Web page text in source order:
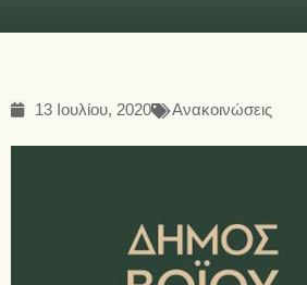
13 Ιουλίου, 2020 Ανακοινώσεις